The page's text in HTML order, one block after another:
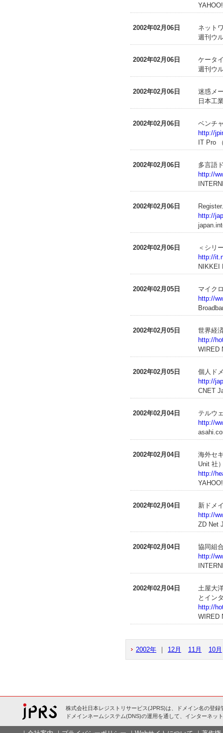
2002年02月06日
ネット
週刊ウ
2002年02月06日
ケータ
週刊ウ
2002年02月06日
迷惑メ
日本工
2002年02月06日
ベンチ
http://
IT Pro
2002年02月06日
多言語
http://
2002年02月06日
http://
2002年02月06日
＜シリ
http://
NIKKEI
2002年02月05日
マイク
http://
2002年02月05日
世界経
http://
WIRED
2002年02月05日
個人ド
http://
CNET
2002年02月04日
テルウ
http://
2002年02月04日
海外セ
Unit 社
http://
2002年02月04日
新ドメ
http://
ZD Net
2002年02月04日
協同組
http://
2002年02月04日
土屋大
とイン
http://
WIRED
2002年 ｜ 12月 11月 10月
株式会社日本レジストリサービス(JPRS)は、ドメイン名の登録
ドメインネームシステム(DNS)の運用を通して、インターネッ